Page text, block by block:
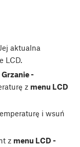
aktualna
LCD.
-
z menu LCD
i wsuń
z menu LCD -